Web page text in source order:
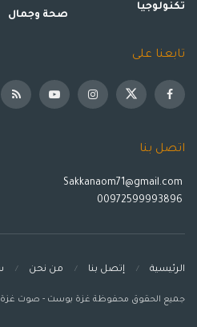
تكنولوجيا
صحة وجمال
تابعنا على
اتصل بنا
Sakkanaom71@gmail.com
الرئيسية إتصل بنا من نحن
جميع الحقوق محفوظة غزة بوست - صوت غزة إلى